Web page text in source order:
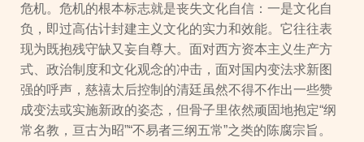
危机。危机的根本标志就是丧失文化自信：一是文化自
负，即过高估计封建主义文化的实力和效能。它往往表
现为既抱残守缺又妄自尊大。面对西方资本主义生产方
式、政治制度和文化观念的冲击，面对国内变法求新图
强的呼声，慈禧太后控制的清廷虽然不得不作出一些赞
成变法或实施新政的姿态，但骨子里依然顽固地抱定“纲
常名教，亘古为昭”“不易者三纲五常”之类的陈腐宗旨。